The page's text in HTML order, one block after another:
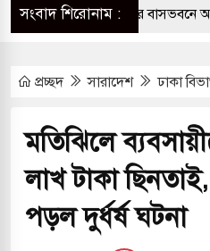
সংবাদ শিরোনাম :
পাকিস্তানি হাইকমিশনারের বাসভবনে
হয়ে আসছে ‘স্পেশাল রেসপন্স
বাসের মুখোমুখি সংঘর্ষে ৯ জন নিহত
৬ শ্রমিক নিহত, আহত ১৫
নিয়ন্ত্রণে দেড় হাজার মসজিদ
প্রচ্ছদ সারাদেশ ঢাকা
মতিঝিলে
লাখ টাকা
পড়ল দুর্ধর্ষ ঘটনা